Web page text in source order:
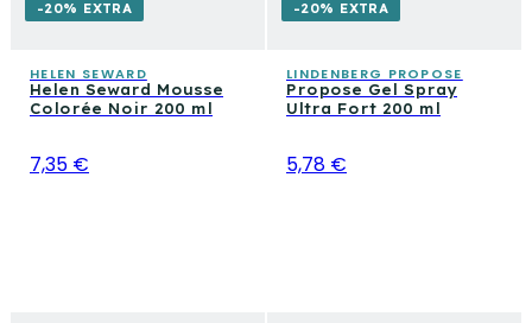
-20% EXTRA
HELEN SEWARD
Helen Seward Mousse
Colorée Noir 200 ml
7,35 €
-20% EXTRA
LINDENBERG PROPOSE
Propose Gel Spray
Ultra Fort 200 ml
5,78 €